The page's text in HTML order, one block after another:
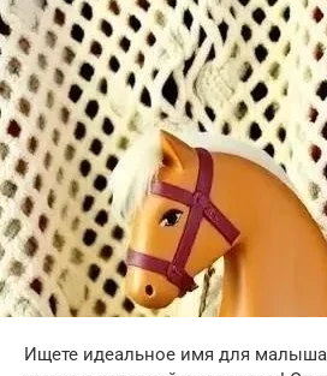
Ищете идеальное имя для